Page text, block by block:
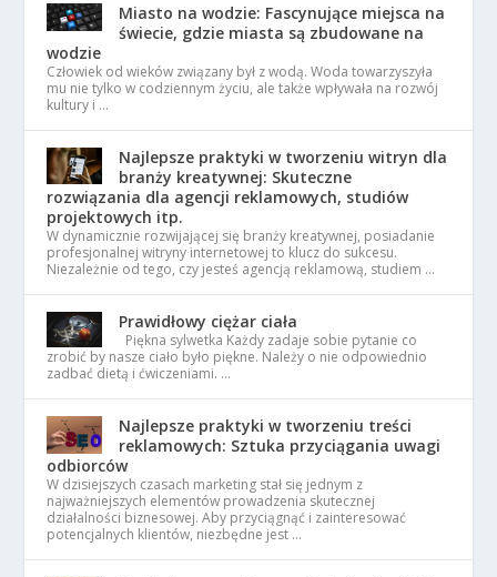
Miasto na wodzie: Fascynujące miejsca na
świecie, gdzie miasta są zbudowane na
wodzie
Człowiek od wieków związany był z wodą. Woda towarzyszyła
mu nie tylko w codziennym życiu, ale także wpływała na rozwój
kultury i …
Najlepsze praktyki w tworzeniu witryn dla
branży kreatywnej: Skuteczne
rozwiązania dla agencji reklamowych, studiów
projektowych itp.
W dynamicznie rozwijającej się branży kreatywnej, posiadanie
profesjonalnej witryny internetowej to klucz do sukcesu.
Niezależnie od tego, czy jesteś agencją reklamową, studiem …
Prawidłowy ciężar ciała
Piękna sylwetka Każdy zadaje sobie pytanie co
zrobić by nasze ciało było piękne. Należy o nie odpowiednio
zadbać dietą i ćwiczeniami. …
Najlepsze praktyki w tworzeniu treści
reklamowych: Sztuka przyciągania uwagi
odbiorców
W dzisiejszych czasach marketing stał się jednym z
najważniejszych elementów prowadzenia skutecznej
działalności biznesowej. Aby przyciągnąć i zainteresować
potencjalnych klientów, niezbędne jest …